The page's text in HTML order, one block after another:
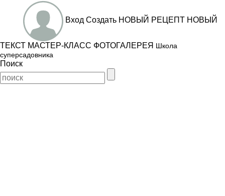
Вход Создать НОВЫЙ РЕЦЕПТ НОВЫЙ
ТЕКСТ МАСТЕР-КЛАСС ФОТОГАЛЕРЕЯ Школа
суперсадовника
Поиск